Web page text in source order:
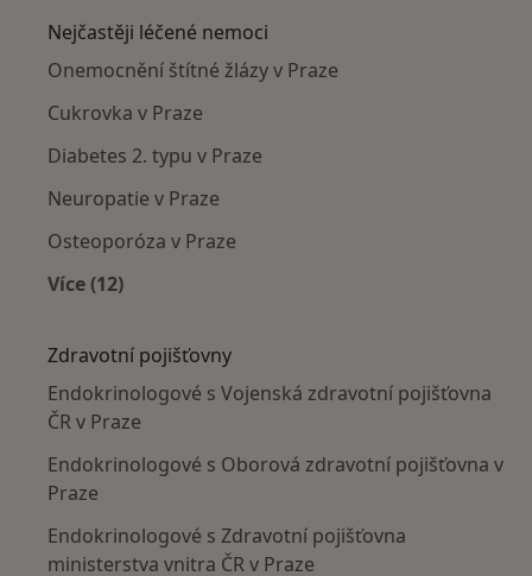
Nejčastěji léčené nemoci
Onemocnění štítné žlázy v Praze
Cukrovka v Praze
Diabetes 2. typu v Praze
Neuropatie v Praze
Osteoporóza v Praze
Více (12)
Zdravotní pojišťovny
Endokrinologové s Vojenská zdravotní pojišťovna
ČR v Praze
Endokrinologové s Oborová zdravotní pojišťovna v
Praze
Endokrinologové s Zdravotní pojišťovna
ministerstva vnitra ČR v Praze